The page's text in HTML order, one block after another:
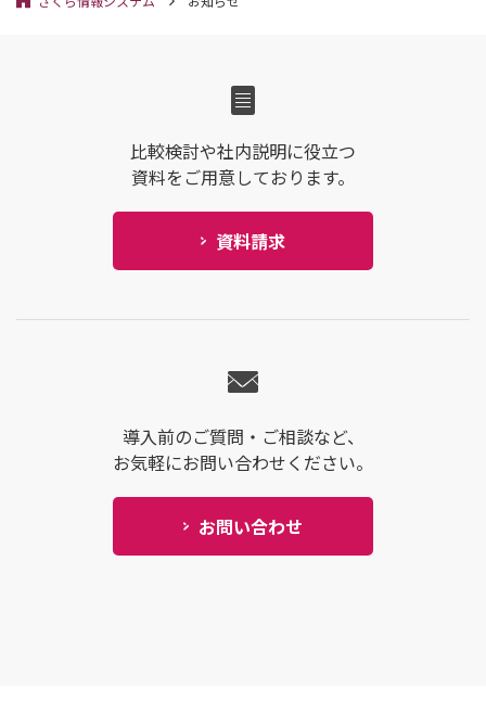
比較検討や社内説明に役立つ
資料をご用意しております。
資料請求
導入前のご質問・ご相談など、
お気軽にお問い合わせください。
お問い合わせ